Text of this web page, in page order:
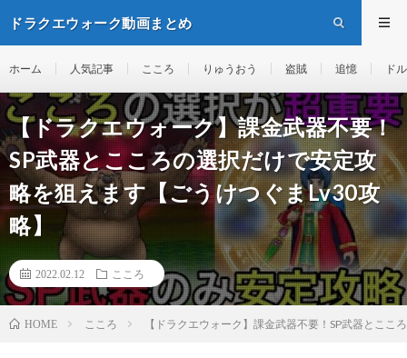
ドラクエウォーク動画まとめ
ホーム 人気記事 こころ りゅうおう 盗賊 追憶 ド
【ドラクエウォーク】課金武器不要！
SP武器とこころの選択だけで安定攻
略を狙えます【ごうけつぐまLv30攻
略】
2022.02.12 こころ
HOME こころ 【ドラクエウォーク】課金武器不要！SP武器とこ